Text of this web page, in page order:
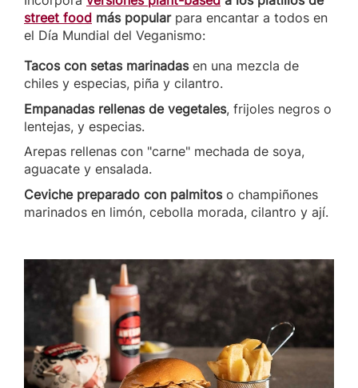
street food más popular para encantar a todos en
el Día Mundial del Veganismo:
Tacos con setas marinadasen una mezcla de
chiles y especias, piña y cilantro.
Empanadas rellenas de vegetales, frijoles negros o
lentejas, y especias.
Arepas rellenas con "carne" mechada de soya,
aguacate y ensalada.
Ceviche preparado con palmitoso champiñones
marinados en limón, cebolla morada, cilantro y ají.